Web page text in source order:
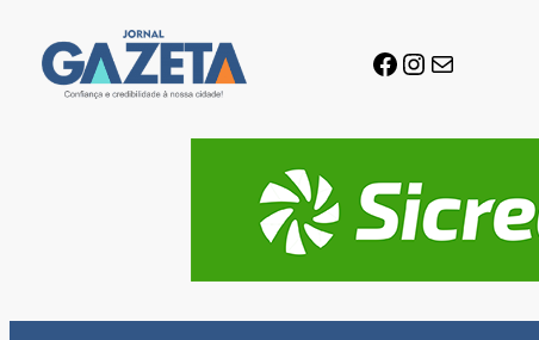
para
Facebook
Instagram
E-mail